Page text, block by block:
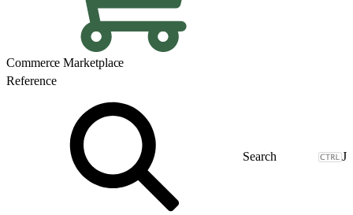
Commerce Marketplace
Reference
J